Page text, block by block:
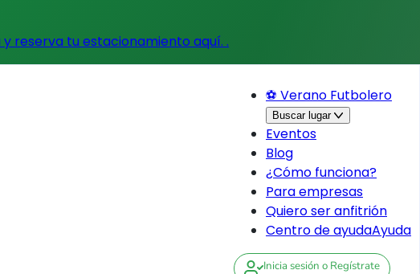
reserva tu estacionamiento aquí. .
⚽ Verano Futbolero
Buscar lugar
Eventos
Blog
¿Cómo funciona?
Para empresas
Quiero ser anfitrión
Centro de ayudaAyuda
Inicia sesión o Regístrate